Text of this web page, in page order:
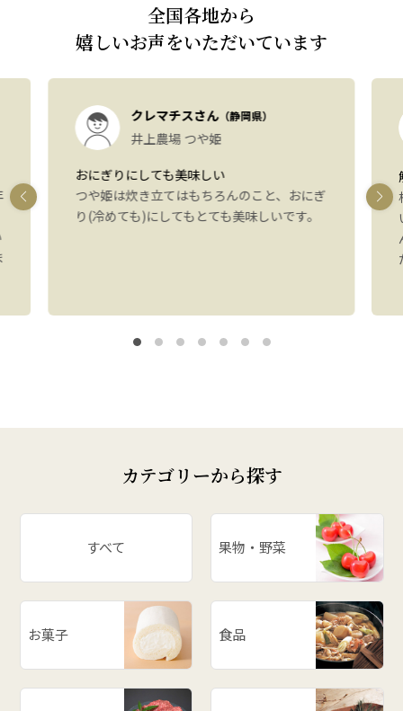
全国各地から
嬉しいお声をいただいています
クレマチスさん（静岡県）
井上農場 つや姫
おにぎりにしても美味しい
つや姫は炊き立てはもちろんのこと、おにぎ
り(冷めても)にしてもとても美味しいです。
カテゴリーから探す
すべて 果物・野菜
お菓子 食品